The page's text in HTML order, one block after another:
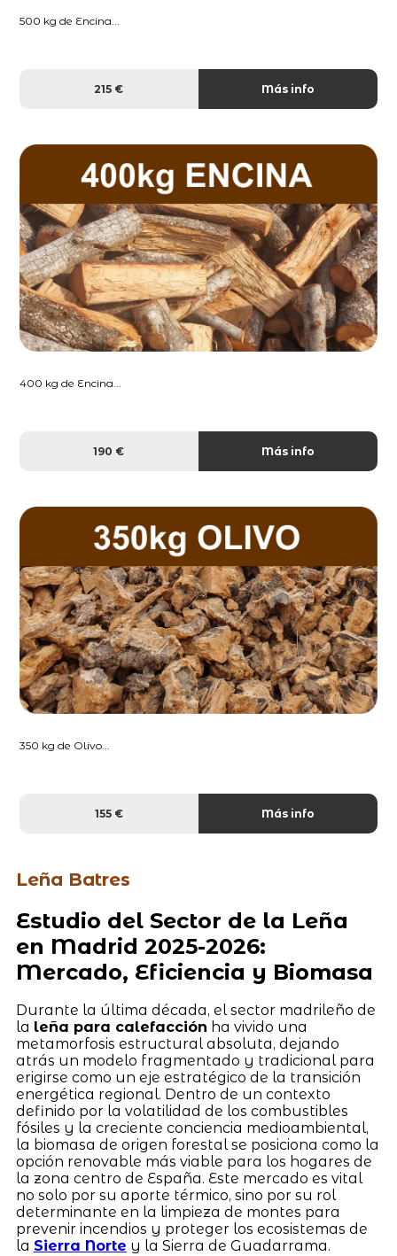
500 kg de Encina...
215 € Más info
400 kg de Encina...
190 € Más info
350 kg de Olivo...
155 € Más info
Leña Batres
Estudio del Sector de la Leña
en Madrid 2025-2026:
Mercado, Eficiencia y Biomasa
Durante la última década, el sector madrileño de
la leña para calefacción ha vivido una
metamorfosis estructural absoluta, dejando
atrás un modelo fragmentado y tradicional para
erigirse como un eje estratégico de la transición
energética regional. Dentro de un contexto
definido por la volatilidad de los combustibles
fósiles y la creciente conciencia medioambiental,
la biomasa de origen forestal se posiciona como la
opción renovable más viable para los hogares de
la zona centro de España. Este mercado es vital
no solo por su aporte térmico, sino por su rol
determinante en la limpieza de montes para
prevenir incendios y proteger los ecosistemas de
la Sierra Norte y la Sierra de Guadarrama.